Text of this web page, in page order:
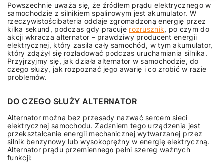
Powszechnie uważa się, że źródłem prądu elektrycznego w
samochodzie z silnikiem spalinowym jest akumulator. W
rzeczywistościbateria oddaje zgromadzoną energię przez
kilka sekund, podczas gdy pracuje rozrusznik, po czym do
akcji wkracza alternator – prawdziwy producent energii
elektrycznej, który zasila cały samochód, w tym akumulator,
który zdążył się rozładować podczas uruchamiania silnika.
Przyjrzyjmy się, jak działa alternator w samochodzie, do
czego służy, jak rozpoznać jego awarię i co zrobić w razie
problemów.
DO CZEGO SŁUŻY ALTERNATOR
Alternator można bez przesady nazwać sercem sieci
elektrycznej samochodu. Zadaniem tego urządzenia jest
przekształcanie energii mechanicznej wytwarzanej przez
silnik benzynowy lub wysokoprężny w energię elektryczną.
Alternator prądu przemiennego pełni szereg ważnych
funkcji: